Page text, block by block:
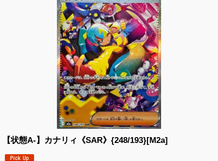
【状態A-】カナリィ《SAR》{248/193}[M2a]